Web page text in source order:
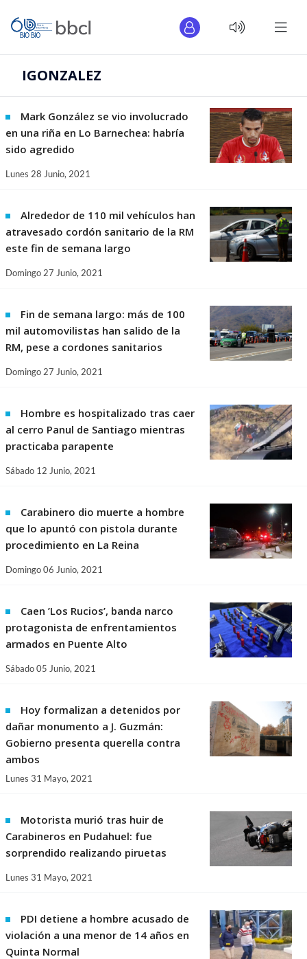
IGONZALEZ
Mark González se vio involucrado
en una riña en Lo Barnechea: habría
sido agredido
Lunes 28 Junio, 2021
Alrededor de 110 mil vehículos han
atravesado cordón sanitario de la RM
este fin de semana largo
Domingo 27 Junio, 2021
Fin de semana largo: más de 100
mil automovilistas han salido de la
RM, pese a cordones sanitarios
Domingo 27 Junio, 2021
Hombre es hospitalizado tras caer
al cerro Panul de Santiago mientras
practicaba parapente
Sábado 12 Junio, 2021
Carabinero dio muerte a hombre
que lo apuntó con pistola durante
procedimiento en La Reina
Domingo 06 Junio, 2021
Caen ’Los Rucios’, banda narco
protagonista de enfrentamientos
armados en Puente Alto
Sábado 05 Junio, 2021
Hoy formalizan a detenidos por
dañar monumento a J. Guzmán:
Gobierno presenta querella contra
ambos
Lunes 31 Mayo, 2021
Motorista murió tras huir de
Carabineros en Pudahuel: fue
sorprendido realizando piruetas
Lunes 31 Mayo, 2021
PDI detiene a hombre acusado de
violación a una menor de 14 años en
Quinta Normal